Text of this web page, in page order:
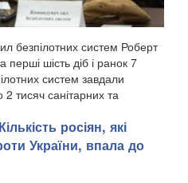
безпілотних систем Роберт
шість діб і ранок 7
систем завдали
2 тисяч санітарних та
росіян, які
України, впала до